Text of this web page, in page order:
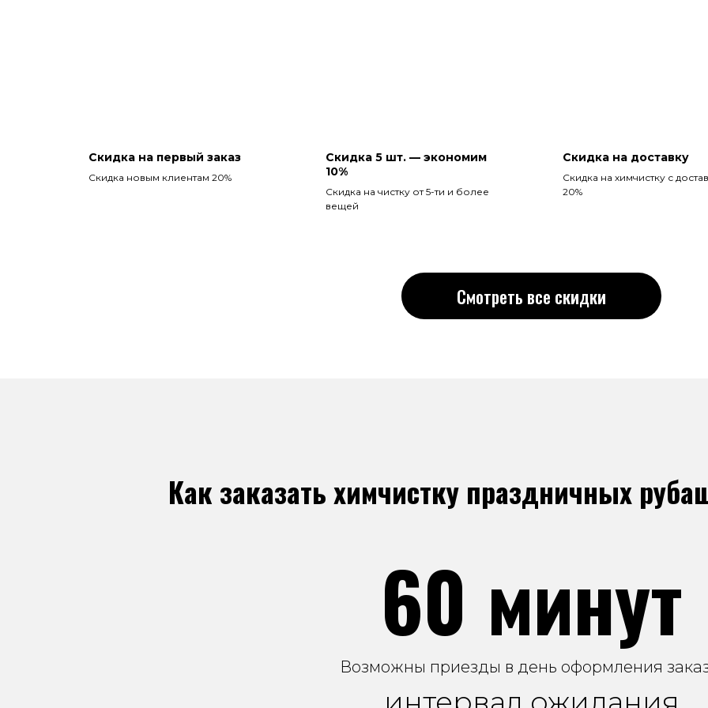
Скидка на первый заказ
Скидка новым клиентам 20%
Скидка 5 шт. — экономим
10%
Скидка на чистку от 5-ти и более
вещей
Скидка на доставку
Скидка на химчистку с
20%
Смотреть все скидки
Возможны приезды в день оформления
60 минут
Как заказать химчистку праздничных